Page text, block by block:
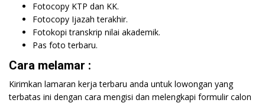
Fotocopy KTP dan KK.
Fotocopy Ijazah terakhir.
Fotokopi transkrip nilai akademik.
Pas foto terbaru.
Cara melamar :
Kirimkan lamaran kerja terbaru anda untuk lowongan yang
terbatas ini dengan cara mengisi dan melengkapi formulir calon